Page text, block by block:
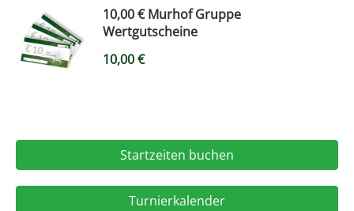
10,00 € Murhof Gruppe
Wertgutscheine
10,00€
Startzeiten buchen
Turnierkalender